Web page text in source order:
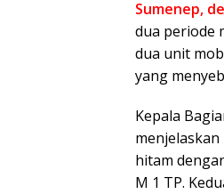
Sumenep,
dua periode
dua unit
yang
Kepala
hitam
M 1 TP.